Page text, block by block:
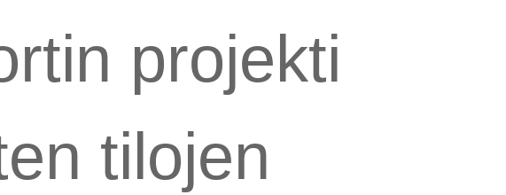
projekti
tilojen